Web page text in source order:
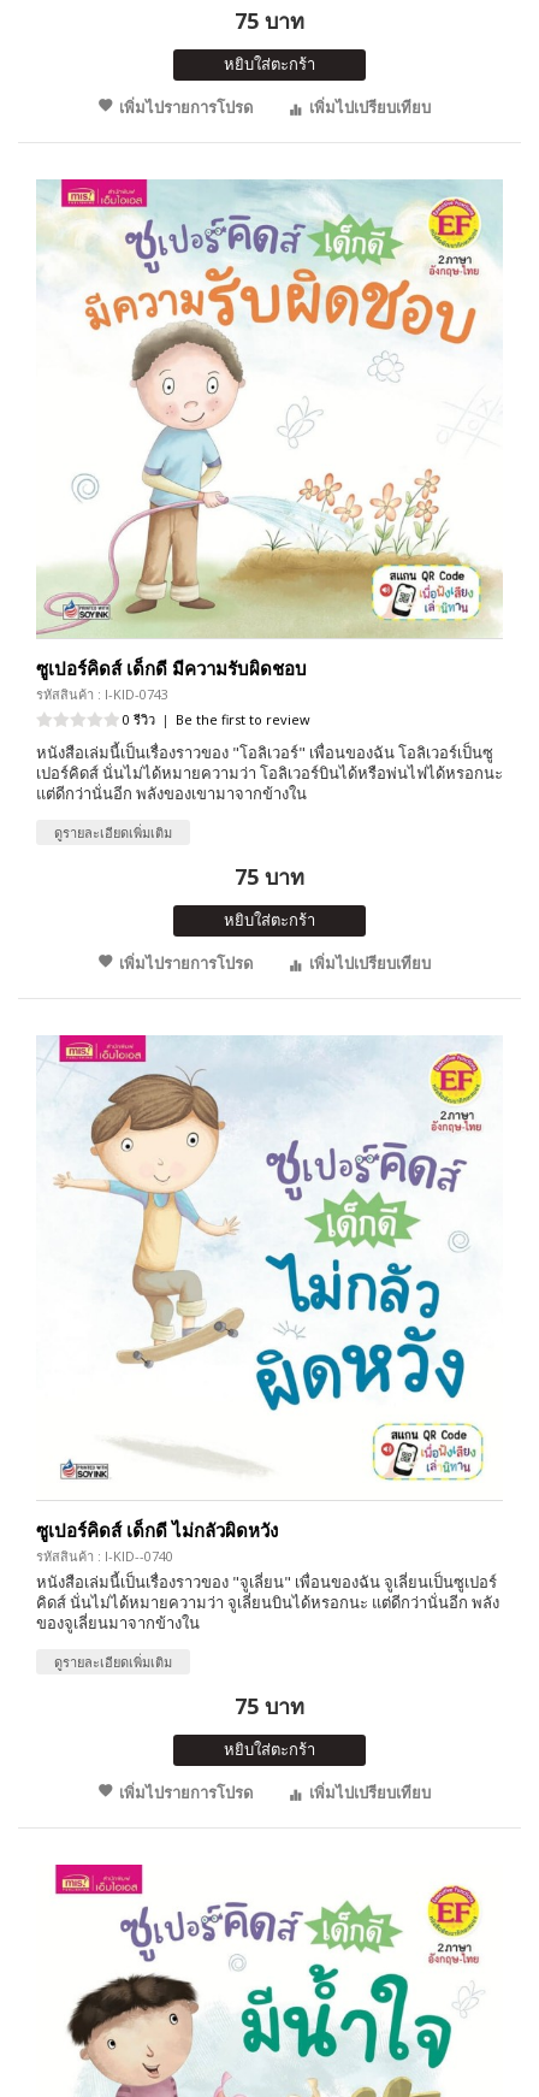
75 บาท
หยิบใส่ตะกร้า
เพิ่มไปรายการโปรด
เพิ่มไปเปรียบเทียบ
ซูเปอร์คิดส์ เด็กดี มีความรับผิดชอบ
รหัสสินค้า : I-KID-0743
0 รีวิว | Be the first to review
หนังสือเล่มนี้เป็นเรื่องราวของ "โอลิเวอร์" เพื่อนของฉัน โอลิเวอร์เป็นซู
เปอร์คิดส์ นั่นไม่ได้หมายความว่า โอลิเวอร์บินได้หรือพ่นไฟได้หรอกนะ
แต่ดีกว่านั่นอีก พลังของเขามาจากข้างใน
ดูรายละเอียดเพิ่มเติม
75 บาท
หยิบใส่ตะกร้า
เพิ่มไปรายการโปรด
เพิ่มไปเปรียบเทียบ
ซูเปอร์คิดส์ เด็กดี ไม่กลัวผิดหวัง
รหัสสินค้า : I-KID--0740
หนังสือเล่มนี้เป็นเรื่องราวของ "จูเลี่ยน" เพื่อนของฉัน จูเลี่ยนเป็นซูเปอร์
คิดส์ นั่นไม่ได้หมายความว่า จูเลี่ยนบินได้หรอกนะ แต่ดีกว่านั่นอีก พลัง
ของจูเลี่ยนมาจากข้างใน
ดูรายละเอียดเพิ่มเติม
75 บาท
หยิบใส่ตะกร้า
เพิ่มไปรายการโปรด
เพิ่มไปเปรียบเทียบ